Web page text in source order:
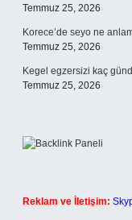
Temmuz 25, 2026
Korece’de seyo ne
Temmuz 25, 2026
Kegel egzersizi kaç
Temmuz 25, 2026
Reklam ve İletişim: